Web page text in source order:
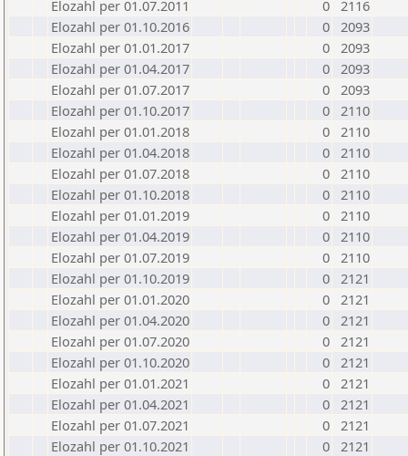
Elozahl per 01.07.2011
0 2116
Elozahl per 01.10.2016
0 2093
Elozahl per 01.01.2017
0 2093
Elozahl per 01.04.2017
0 2093
Elozahl per 01.07.2017
0 2093
Elozahl per 01.10.2017
0 2110
Elozahl per 01.01.2018
0 2110
Elozahl per 01.04.2018
0 2110
Elozahl per 01.07.2018
0 2110
Elozahl per 01.10.2018
0 2110
Elozahl per 01.01.2019
0 2110
Elozahl per 01.04.2019
0 2110
Elozahl per 01.07.2019
0 2110
Elozahl per 01.10.2019
0 2121
Elozahl per 01.01.2020
0 2121
Elozahl per 01.04.2020
0 2121
Elozahl per 01.07.2020
0 2121
Elozahl per 01.10.2020
0 2121
Elozahl per 01.01.2021
0 2121
Elozahl per 01.04.2021
0 2121
Elozahl per 01.07.2021
0 2121
Elozahl per 01.10.2021
0 2121